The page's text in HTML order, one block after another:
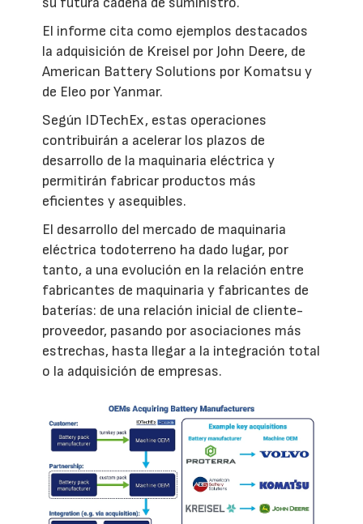
El informe cita como ejemplos destacados
la adquisición de Kreisel por John Deere, de
American Battery Solutions por Komatsu y
de Eleo por Yanmar.
Según IDTechEx, estas operaciones
contribuirán a acelerar los plazos de
desarrollo de la maquinaria eléctrica y
permitirán fabricar productos más
eficientes y asequibles.
El desarrollo del mercado de maquinaria
eléctrica todoterreno ha dado lugar, por
tanto, a una evolución en la relación entre
fabricantes de maquinaria y fabricantes de
baterías: de una relación inicial de cliente-
proveedor, pasando por asociaciones más
estrechas, hasta llegar a la integración total
o la adquisición de empresas.